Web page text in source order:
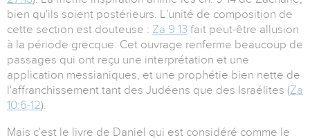
bien qu'ils soient postérieurs. L'unité de composition de
cette section est douteuse : Za 9 13 fait peut-être allusion
à la période grecque. Cet ouvrage renferme beaucoup de
passages qui ont reçu une interprétation et une
application messianiques, et une prophétie bien nette de
l'affranchissement tant des Judéens que des Israélites (Za
10:6-12).
Mais c'est le livre de Daniel qui est considéré comme le